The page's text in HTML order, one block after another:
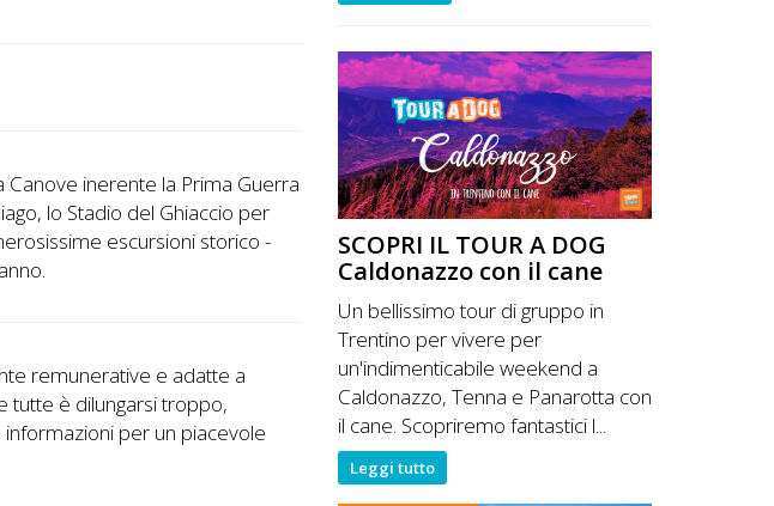
inerente la Prima Guerra
lo Stadio del Ghiaccio per
escursioni storico -
remunerative e adatte a
tutte è dilungarsi troppo,
per un piacevole
SCOPRI IL TOUR A DOG
Caldonazzo con il cane
Un bellissimo tour di gruppo in
Trentino per vivere per
un'indimenticabile weekend a
Caldonazzo, Tenna e Panarotta con
il cane. Scopriremo fantastici l...
Leggi tutto